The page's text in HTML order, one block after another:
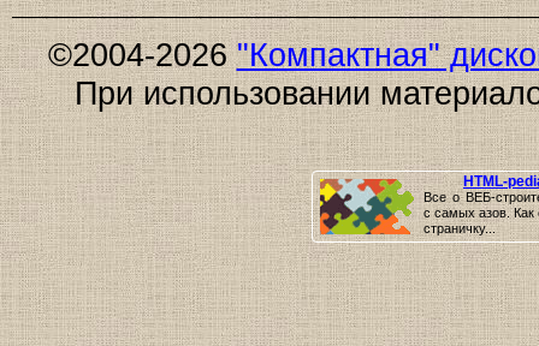
©2004-2026"Компактная"
При использовании
HTML-
Все о ВЕБ-
с самых азов. Как
страничку...